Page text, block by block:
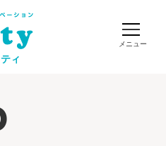
ィ